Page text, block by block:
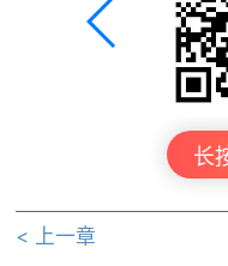
长
< 上一章